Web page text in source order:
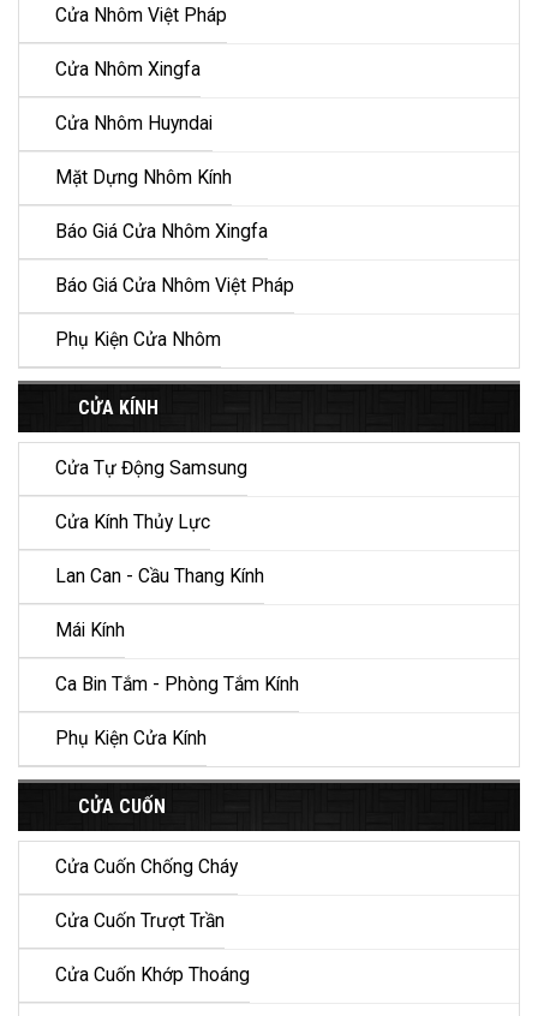
Cửa Nhôm Việt Pháp
Cửa Nhôm Xingfa
Cửa Nhôm Huyndai
Mặt Dựng Nhôm Kính
Báo Giá Cửa Nhôm Xingfa
Báo Giá Cửa Nhôm Việt Pháp
Phụ Kiện Cửa Nhôm
CỬA KÍNH
Cửa Tự Động Samsung
Cửa Kính Thủy Lực
Lan Can - Cầu Thang Kính
Mái Kính
Ca Bin Tắm - Phòng Tắm Kính
Phụ Kiện Cửa Kính
CỬA CUỐN
Cửa Cuốn Chống Cháy
Cửa Cuốn Trượt Trần
Cửa Cuốn Khớp Thoáng